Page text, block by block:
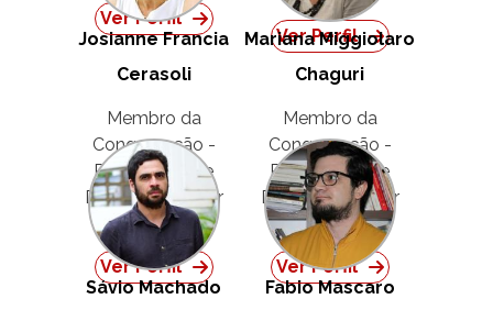
Ver Perfil
Ver Perfil
Josianne Francia
Cerasoli
Membro da
Congregação -
Representante
Docente - Titular
MS-5
Ver Perfil
Mariana Miggiolaro
Chaguri
Membro da
Congregação -
Representante
Docente - Titular
MS-5
Ver Perfil
Sávio Machado
Fabio Mascaro